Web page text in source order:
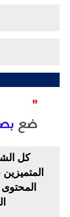
كل